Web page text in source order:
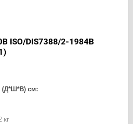
ISO/DIS7388/2-1984B
(Д*Ш*В) см:
кг